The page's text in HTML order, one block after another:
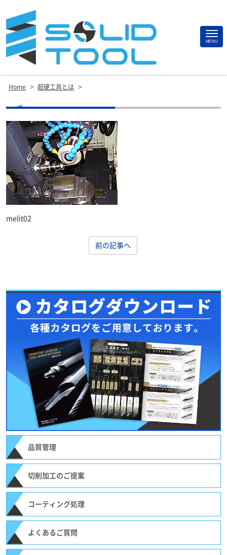
MENU
Home > 超硬工具とは >
melit02
前の記事へ
品質管理
切削加工のご提案
コーティング処理
よくあるご質問
Site
Footer